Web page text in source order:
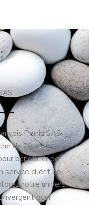
Perrin SAS,
de 70 ans
bénéficier de
service client de
notre univers
pour